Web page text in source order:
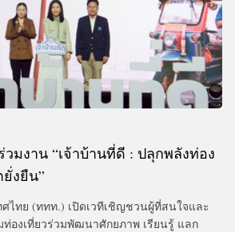
มงาน “เจ้าบ้านที่ดี : ปลุกพลังท่อง
งยืน”
ศไทย (ททท.) เปิดเวทีเชิญชวนผู้ที่สนใจและ
องเที่ยวร่วมพัฒนาศักยภาพ เรียนรู้ แลก